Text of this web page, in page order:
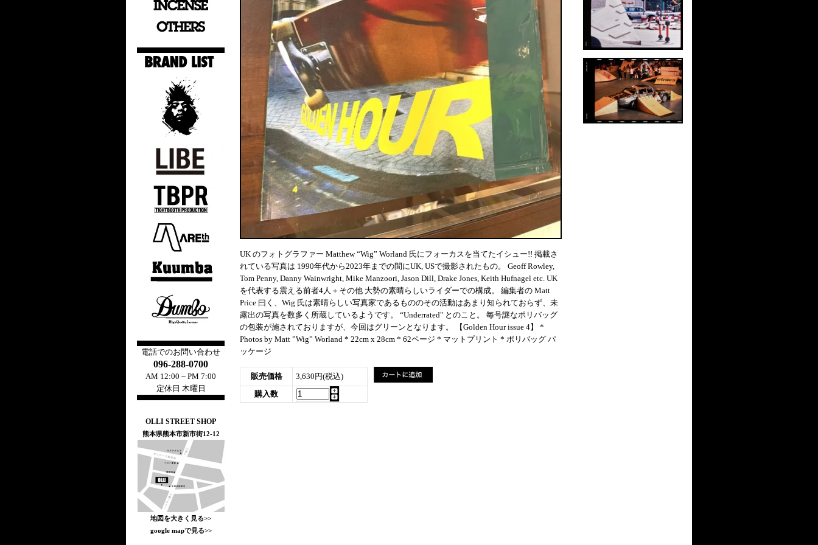
電話でのお問い合わせ
096-288-0700
AM 12:00 ~ PM 7:00
定休日 木曜日
OLLI STREET SHOP
熊本県熊本市新市街12-12
地図を大きく見る>>
google mapで見る>>
UK のフォトグラファー Matthew “Wig” Worland 氏にフォーカスを当てたイシュー!! 掲載さ
れている写真は 1990年代から2023年までの間にUK, USで撮影されたもの。 Geoff Rowley,
Tom Penny, Danny Wainwright, Mike Manzoori, Jason Dill, Drake Jones, Keith Hufnagel etc. UK
を代表する震える前者4人＋その他 大勢の素晴らしいライダーでの構成。 編集者の Matt
Price 曰く、Wig 氏は素晴らしい写真家であるもののその活動はあまり知られておらず、未
露出の写真を数多く所蔵しているようです。 “Underrated" とのこと。 毎号謎なポリバッグ
の包装が施されておりますが、今回はグリーンとなります。 【Golden Hour issue 4】 *
Photos by Matt ”Wig” Worland * 22cm x 28cm * 62ページ * マットプリント * ポリバッグ パ
ッケージ
販売価格
3,630円(税込)
購入数